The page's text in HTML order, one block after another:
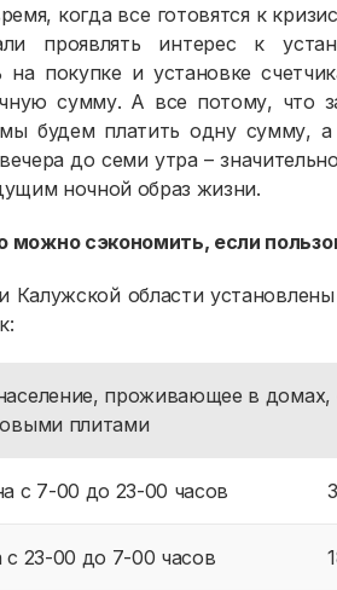
когда все готовятся к
проявлять интерес к
на покупке и установке
сумму. А все потому, что
будем платить одну сумму,
до семи утра –
ночной образ жизни.
можно сэкономить, если
Калужской области
проживающее в
плитами
с 7-00 до 23-00 часов
с 23-00 до 7-00 часов